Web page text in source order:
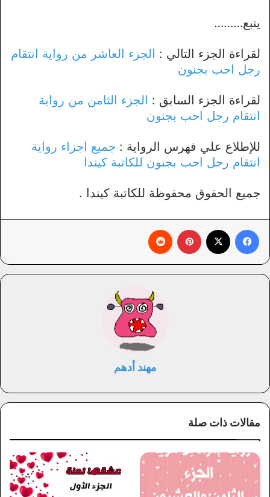
يتبع………
لقراءة الجزء التالي : الجزء العاشر من رواية انتقام
رجل احب بجنون
لقراءة الجزء السابق : الجزء الثامن من رواية
انتقام رجل احب بجنون
للإطلاع علي فهرس الرواية : جميع اجزاء رواية
انتقام رجل احب بجنون للكاتبة كيندا
جميع الحقوق محفوظة للكاتبة كيندا .
مهند أدهم
مقالات ذات صلة